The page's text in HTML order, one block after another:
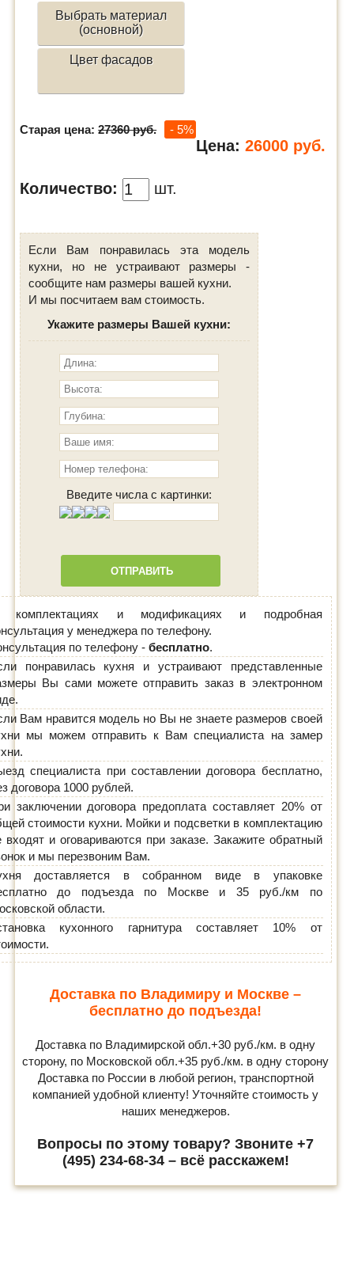
Выбрать материал
(основной)
Цвет фасадов
Старая цена:27360 руб. - 5%
Цена: 26000 руб.
Количество: шт.
Если Вам понравилась эта модель
кухни, но не устраивают размеры -
сообщите нам размеры вашей кухни.
И мы посчитаем вам стоимость.
Укажите размеры Вашей кухни:
Введите числа с картинки:
ОТПРАВИТЬ
и модификациях и подробная
у менеджера по телефону.
по телефону -бесплатно.
понравилась кухня и устраивают представленные
Вы сами можете отправить заказ в электронном
Вам нравится модель но Вы не знаете размеров своей
мы можем отправить к Вам специалиста на замер
специалиста при составлении договора бесплатно,
договора 1000 рублей.
заключении договора предоплата составляет 20% от
стоимости кухни. Мойки и подсветки в комплектацию
входят и оговариваются при заказе. Закажите обратный
и мы перезвоним Вам.
доставляется в собранном виде в упаковке
до подъезда по Москве и 35 руб./км по
области.
кухонного гарнитура составляет 10% от
Доставка по Владимиру и Москве –
бесплатно до подъезда!
Доставка по Владимирской обл.+30 руб./км. в одну
сторону, по Московской обл.+35 руб./км. в одну сторону
Доставка по России в любой регион, транспортной
компанией удобной клиенту! Уточняйте стоимость у
наших менеджеров.
Вопросы по этому товару? Звоните +7
(495) 234-68-34 – всё расскажем!